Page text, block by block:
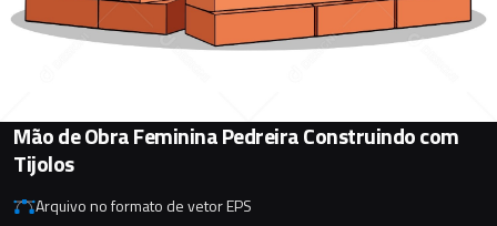
Mão de Obra Feminina Pedreira Construindo com
Tijolos
Arquivo no formato de vetor EPS